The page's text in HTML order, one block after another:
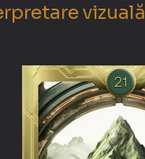
vizuală